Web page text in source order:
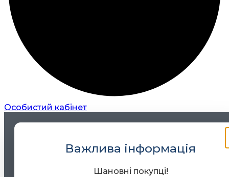
Особистий кабінет
Важлива інформація
Шановні покупці!